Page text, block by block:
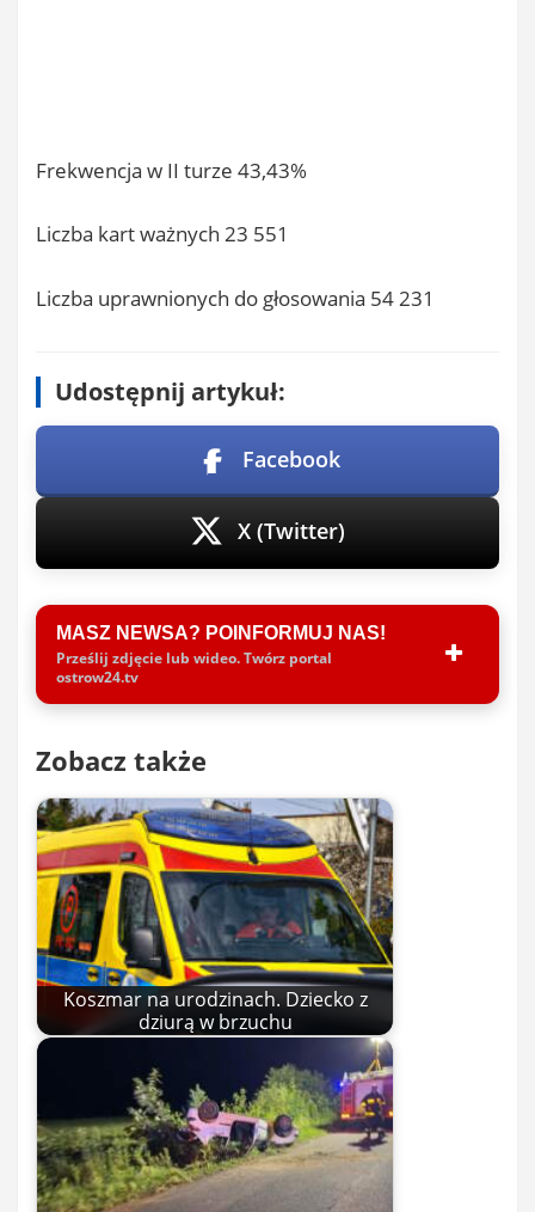
Frekwencja w II turze 43,43%
Liczba kart ważnych 23 551
Liczba uprawnionych do głosowania 54 231
Udostępnij artykuł:
Facebook
X (Twitter)
MASZ NEWSA? POINFORMUJ NAS!
Prześlij zdjęcie lub wideo. Twórz portal
ostrow24.tv
Zobacz także
Koszmar na urodzinach. Dziecko z
dziurą w brzuchu